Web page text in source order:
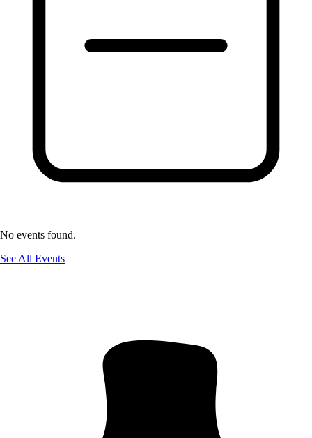
No events found.
See All Events